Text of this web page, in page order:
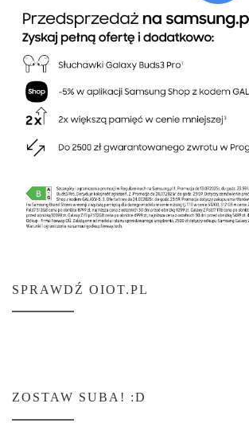
SPRAWDŹ OIOT.PL
ZOSTAW SUBA! :D